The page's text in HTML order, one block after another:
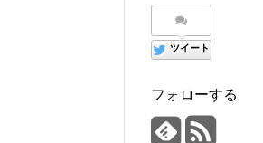
ツイート
フォローする